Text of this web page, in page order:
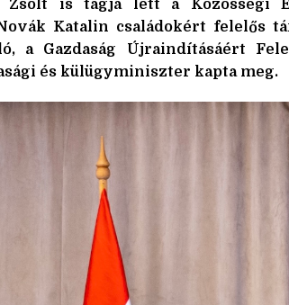
Zsolt is tagja lett a Közösségi
Katalin családokért felelős
a Gazdaság Újraindításáért
és külügyminiszter kapta meg.